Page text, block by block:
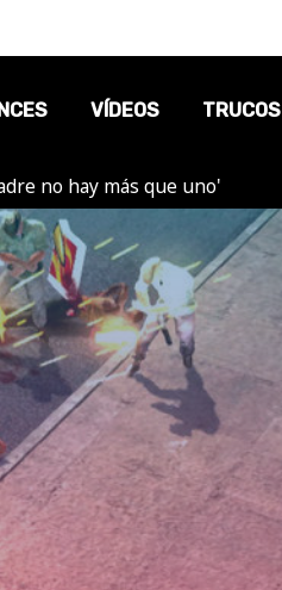
VÍDEOS TRUCOS
no hay más que uno'